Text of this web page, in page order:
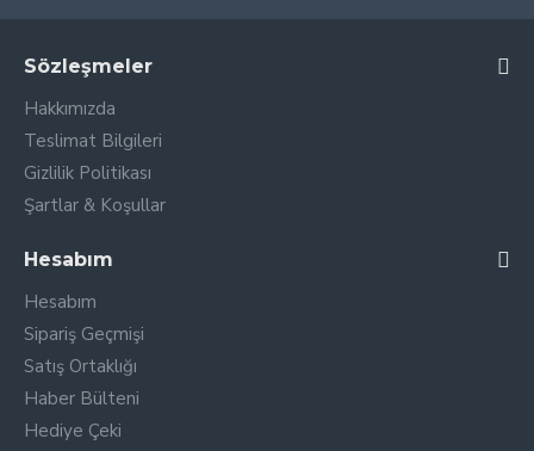
Sözleşmeler
Hakkımızda
Teslimat Bilgileri
Gizlilik Politikası
Şartlar & Koşullar
Hesabım
Hesabım
Sipariş Geçmişi
Satış Ortaklığı
Haber Bülteni
Hediye Çeki